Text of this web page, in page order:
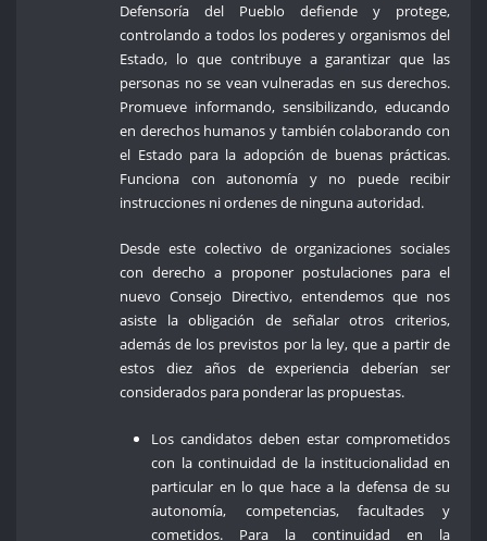
Defensoría del Pueblo defiende y protege,
controlando a todos los poderes y organismos del
Estado, lo que contribuye a garantizar que las
personas no se vean vulneradas en sus derechos.
Promueve informando, sensibilizando, educando
en derechos humanos y también colaborando con
el Estado para la adopción de buenas prácticas.
Funciona con autonomía y no puede recibir
instrucciones ni ordenes de ninguna autoridad.
Desde este colectivo de organizaciones sociales
con derecho a proponer postulaciones para el
nuevo Consejo Directivo, entendemos que nos
asiste la obligación de señalar otros criterios,
además de los previstos por la ley, que a partir de
estos diez años de experiencia deberían ser
considerados para ponderar las propuestas.
Los candidatos deben estar comprometidos
con la continuidad de la institucionalidad en
particular en lo que hace a la defensa de su
autonomía, competencias, facultades y
cometidos. Para la continuidad en la